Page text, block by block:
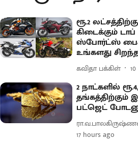
ரூ.2
கிடைக்கும் டாப்
ஸ்போர்ட்ஸ்
உங்களது சிறந்த
கவிதா பக்கிள்
2 நாட்களில்
தங்கத்திற்கும்
பட்ஜெட்
17 hours ago